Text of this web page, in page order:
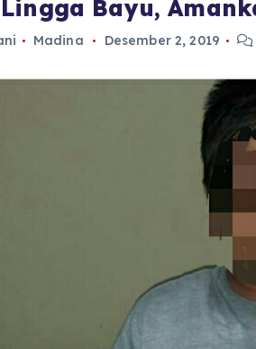
Bayu,
Madina Desember 2, 2019